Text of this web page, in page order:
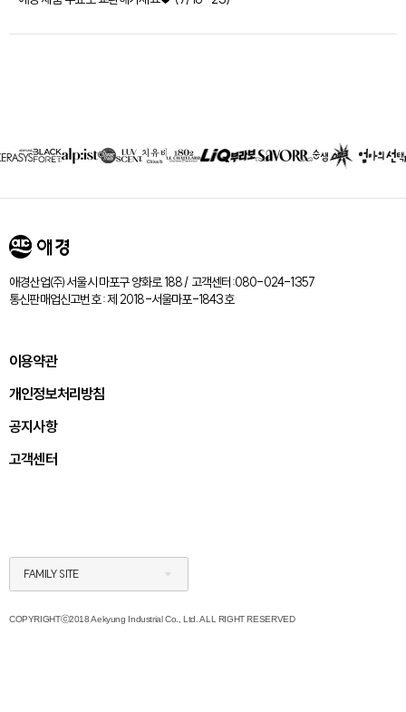
제휴회사
리스트
애경산업㈜ 서울시 마포구 양화로 188 / 고객센터:080-024-1357
통신판매업신고번호 : 제 2018-서울마포-1843호
이용약관
개인정보처리방침
공지사항
고객센터
FAMILY SITE
COPYRIGHTⓒ2018 Aekyung Industrial Co., Ltd. ALL RIGHT RESERVED